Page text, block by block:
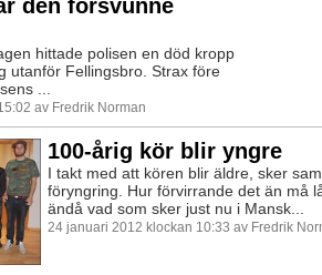
den försvunne
hittade polisen en död kropp
utanför Fellingsbro. Strax före
...
av Fredrik Norman
100-årig kör blir yngre
I takt med att kören blir äldre, sker
föryngring. Hur förvirrande det än må
ändå vad som sker just nu i Mansk...
24 januari 2012 klockan 10:33 av Fredrik